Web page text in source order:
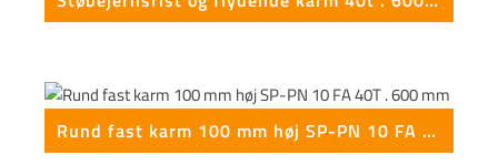
Rund fast karm 100 mm høj SP-PN 10 FA 40T . 600 mm